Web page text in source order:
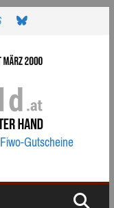
Fiwo-Gutscheine